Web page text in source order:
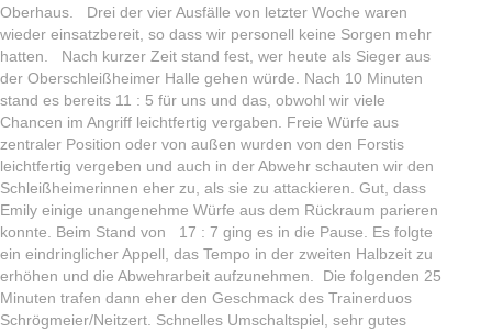
Oberhaus. Drei der vier Ausfälle von letzter Woche waren
wieder einsatzbereit, so dass wir personell keine Sorgen mehr
hatten. Nach kurzer Zeit stand fest, wer heute als Sieger aus
der Oberschleißheimer Halle gehen würde. Nach 10 Minuten
stand es bereits 11 : 5 für uns und das, obwohl wir viele
Chancen im Angriff leichtfertig vergaben. Freie Würfe aus
zentraler Position oder von außen wurden von den Forstis
leichtfertig vergeben und auch in der Abwehr schauten wir den
Schleißheimerinnen eher zu, als sie zu attackieren. Gut, dass
Emily einige unangenehme Würfe aus dem Rückraum parieren
konnte. Beim Stand von 17 : 7 ging es in die Pause. Es folgte
ein eindringlicher Appell, das Tempo in der zweiten Halbzeit zu
erhöhen und die Abwehrarbeit aufzunehmen. Die folgenden 25
Minuten trafen dann eher den Geschmack des Trainerduos
Schrögmeier/Neitzert. Schnelles Umschaltspiel, sehr gutes